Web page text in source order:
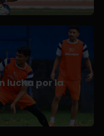
lucha por la